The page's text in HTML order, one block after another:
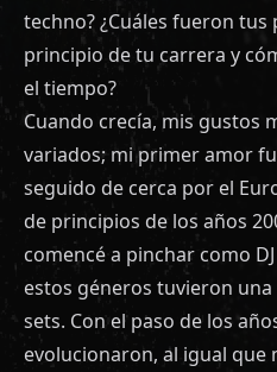
techno? ¿Cuáles fueron
principio de tu carrera y
el tiempo?
Cuando crecía, mis gustos
variados; mi primer amor
seguido de cerca por el
de principios de los años
comencé a pinchar como
estos géneros tuvieron
sets. Con el paso de los
evolucionaron, al igual